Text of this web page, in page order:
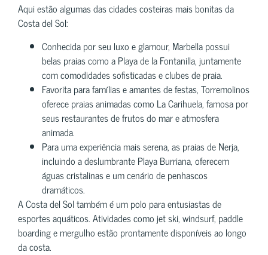
Aqui estão algumas das cidades costeiras mais bonitas da
Costa del Sol:
Conhecida por seu luxo e glamour, Marbella possui
belas praias como a Playa de la Fontanilla, juntamente
com comodidades sofisticadas e clubes de praia.
Favorita para famílias e amantes de festas, Torremolinos
oferece praias animadas como La Carihuela, famosa por
seus restaurantes de frutos do mar e atmosfera
animada.
Para uma experiência mais serena, as praias de Nerja,
incluindo a deslumbrante Playa Burriana, oferecem
águas cristalinas e um cenário de penhascos
dramáticos.
A Costa del Sol também é um polo para entusiastas de
esportes aquáticos. Atividades como jet ski, windsurf, paddle
boarding e mergulho estão prontamente disponíveis ao longo
da costa.